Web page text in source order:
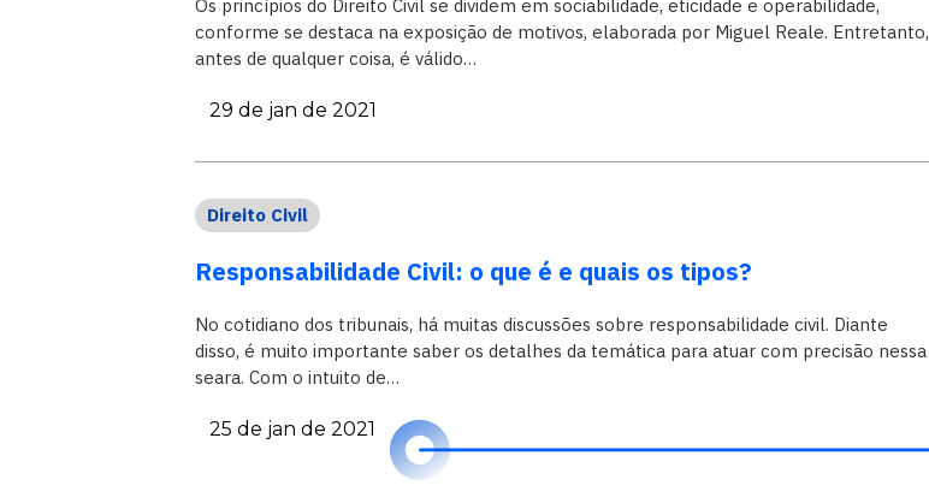
Os princípios do Direito Civil se dividem em sociabilidade, eticidade e operabilidade,
conforme se destaca na exposição de motivos, elaborada por Miguel Reale. Entretanto,
antes de qualquer coisa, é válido…
29 de jan de 2021
Direito Civil
Responsabilidade Civil: o que é e quais os tipos?
No cotidiano dos tribunais, há muitas discussões sobre responsabilidade civil. Diante
disso, é muito importante saber os detalhes da temática para atuar com precisão nessa
seara. Com o intuito de…
25 de jan de 2021